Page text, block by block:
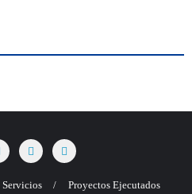
Servicios Proyectos Ejecutados